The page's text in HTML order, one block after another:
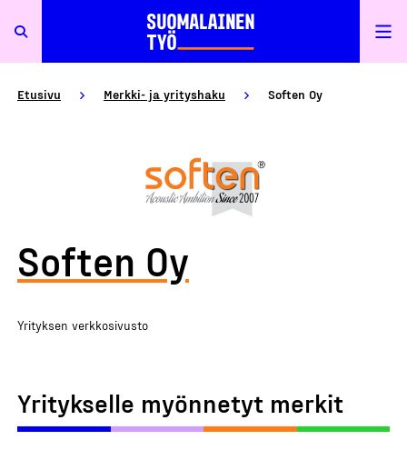
Etusivu Merkki- ja yrityshaku Soften Oy
Soften Oy
Yrityksen verkkosivusto
Yritykselle myönnetyt merkit